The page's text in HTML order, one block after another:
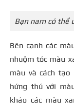
Bạn nam có thể
Bên cạnh các
nhuộm tóc màu
màu và cách tạo
hứng thú với
khảo các màu